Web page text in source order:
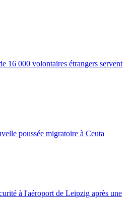
16 000 volontaires étrangers servent
poussée migratoire à Ceuta
à l'aéroport de Leipzig après une